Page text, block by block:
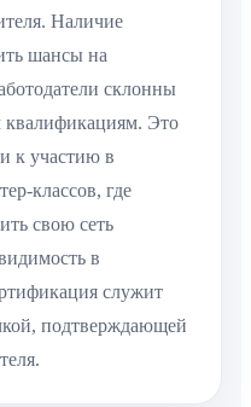
Наличие
шансы на
склонны
квалификациям. Это
к участию в
классов, где
свою сеть
в
служит
подтверждающей